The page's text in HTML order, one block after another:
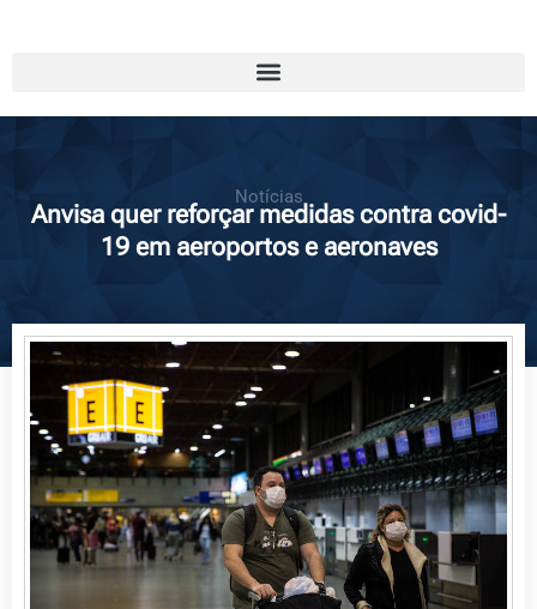
Notícias
Anvisa quer reforçar medidas contra covid-
19 em aeroportos e aeronaves